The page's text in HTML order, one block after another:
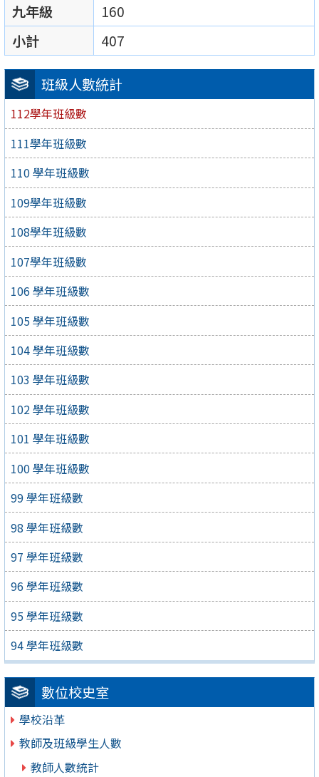
班級人數統計
112學年班級數
111學年班級數
110 學年班級數
109學年班級數
108學年班級數
107學年班級數
106 學年班級數
105 學年班級數
104 學年班級數
103 學年班級數
102 學年班級數
101 學年班級數
100 學年班級數
99 學年班級數
98 學年班級數
97 學年班級數
96 學年班級數
95 學年班級數
94 學年班級數
數位校史室
學校沿革
教師及班級學生人數
教師人數統計
九年級
160
小計
407